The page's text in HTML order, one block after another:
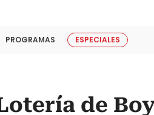
PROGRAMAS ESPECIALES
de